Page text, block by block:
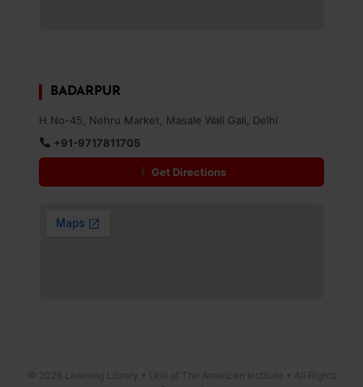
BADARPUR
H No-45, Nehru Market, Masale Wali Gali, Delhi
+91-9717811705
Get Directions
© 2026 Learning Library • Unit of The American Institute • All Rights